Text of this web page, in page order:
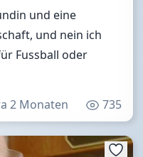
und eine
und nein ich
Fussball oder
2 Monaten 735